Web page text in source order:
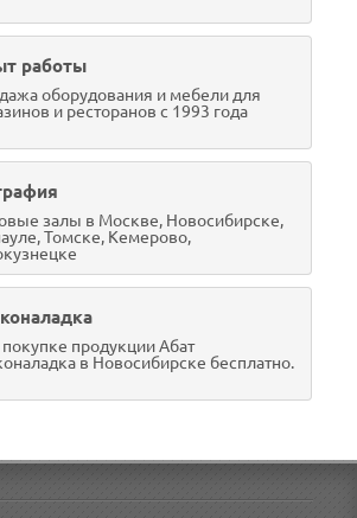
работы
оборудования и мебели для
и ресторанов с 1993 года
залы в Москве, Новосибирске,
Томске, Кемерово,
продукции Абат
в Новосибирске бесплатно.